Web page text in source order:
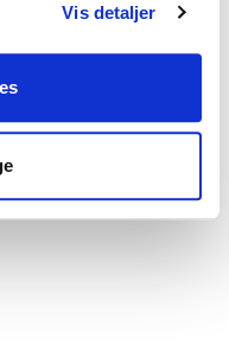
Vis detaljer
hvis du har
i
fx være EMDR, TF-
PE, NARM eller